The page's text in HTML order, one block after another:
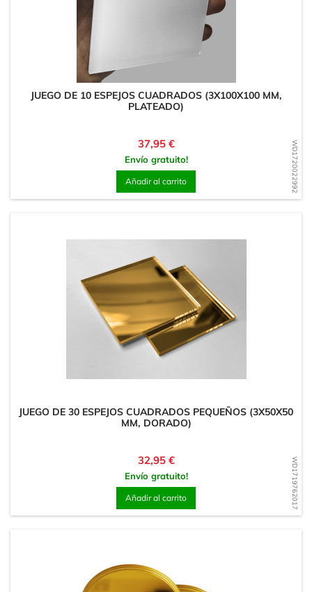
WD1720022992
JUEGO DE 10 ESPEJOS CUADRADOS (3X100X100 MM,
PLATEADO)
Precio
37,95 €
Envío gratuito!
Añadir al carrito
WD1719762017
JUEGO DE 30 ESPEJOS CUADRADOS PEQUEÑOS (3X50X50
MM, DORADO)
Precio
32,95 €
Envío gratuito!
Añadir al carrito